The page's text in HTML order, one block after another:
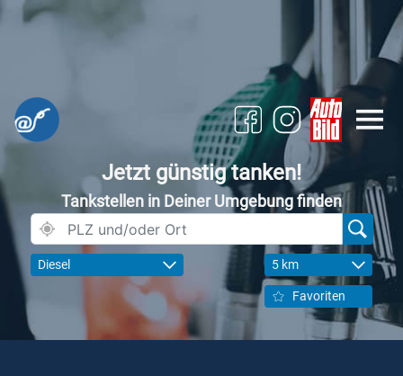
Jetzt günstig tanken!
Tankstellen in Deiner Umgebung finden
Diesel 5 km
Favoriten